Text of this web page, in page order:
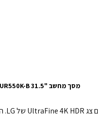
מסך מחשב "31.5 UltraFine 4K VA 32UR550K-B מבית LG